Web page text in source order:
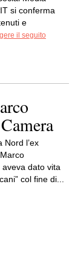
si conferma
e
il seguito
Nord l’ex
dato vita
col fine di...